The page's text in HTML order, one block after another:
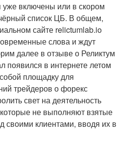
включены или в скором
список ЦБ. В общем,
сайте relictumlab.io
слова и ждут
далее в отзыве о Реликтум
появился в интернете летом
площадку для
трейдеров о форекс
свет на деятельность
не выполняют взятые
своими клиентами, вводя их в